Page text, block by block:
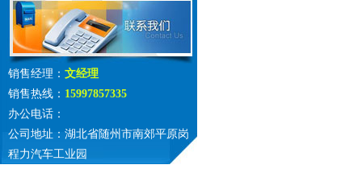
销售经理： 文经理
销售热线： 15997857335
办公电话：
公司地址：湖北省随州市南郊平原岗
程力汽车工业园